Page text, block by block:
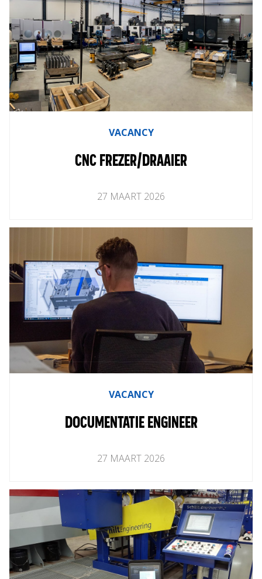
Contact
VACANCY
CNC FREZER/DRAAIER
27 MAART 2026
VACANCY
DOCUMENTATIE ENGINEER
27 MAART 2026